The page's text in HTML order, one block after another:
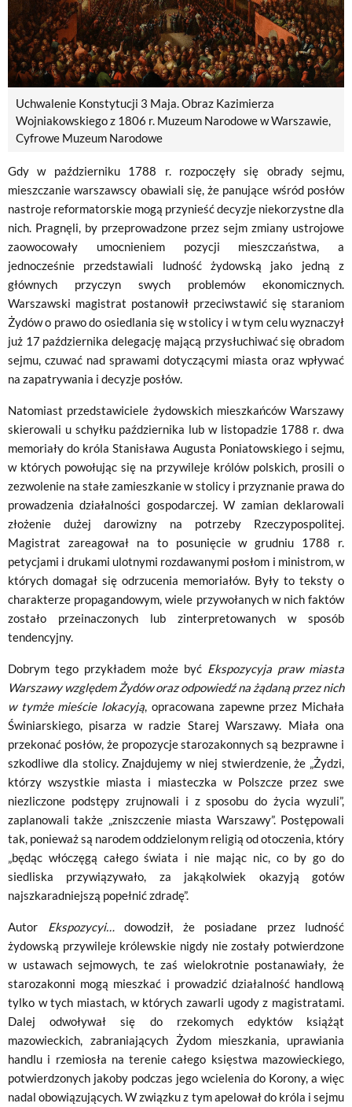
Uchwalenie Konstytucji 3 Maja. Obraz Kazimierza
Wojniakowskiego z 1806 r. Muzeum Narodowe w Warszawie,
Cyfrowe Muzeum Narodowe
Gdy w październiku 1788 r. rozpoczęły się obrady sejmu,
mieszczanie warszawscy obawiali się, że panujące wśród posłów
nastroje reformatorskie mogą przynieść decyzje niekorzystne dla
nich. Pragnęli, by przeprowadzone przez sejm zmiany ustrojowe
zaowocowały umocnieniem pozycji mieszczaństwa, a
jednocześnie przedstawiali ludność żydowską jako jedną z
głównych przyczyn swych problemów ekonomicznych.
Warszawski magistrat postanowił przeciwstawić się staraniom
Żydów o prawo do osiedlania się w stolicy i w tym celu wyznaczył
już 17 października delegację mającą przysłuchiwać się obradom
sejmu, czuwać nad sprawami dotyczącymi miasta oraz wpływać
na zapatrywania i decyzje posłów.
Natomiast przedstawiciele żydowskich mieszkańców Warszawy
skierowali u schyłku października lub w listopadzie 1788 r. dwa
memoriały do króla Stanisława Augusta Poniatowskiego i sejmu,
w których powołując się na przywileje królów polskich, prosili o
zezwolenie na stałe zamieszkanie w stolicy i przyznanie prawa do
prowadzenia działalności gospodarczej. W zamian deklarowali
złożenie dużej darowizny na potrzeby Rzeczypospolitej.
Magistrat zareagował na to posunięcie w grudniu 1788 r.
petycjami i drukami ulotnymi rozdawanymi posłom i ministrom, w
których domagał się odrzucenia memoriałów. Były to teksty o
charakterze propagandowym, wiele przywołanych w nich faktów
zostało przeinaczonych lub zinterpretowanych w sposób
tendencyjny.
Dobrym tego przykładem może być Ekspozycyja praw miasta
Warszawy względem Żydów oraz odpowiedź na żądaną przez nich
w tymże mieście lokacyją, opracowana zapewne przez Michała
Świniarskiego, pisarza w radzie Starej Warszawy. Miała ona
przekonać posłów, że propozycje starozakonnych są bezprawne i
szkodliwe dla stolicy. Znajdujemy w niej stwierdzenie, że „Żydzi,
którzy wszystkie miasta i miasteczka w Polszcze przez swe
niezliczone podstępy zrujno­wali i z sposobu do życia wyzuli”,
zaplanowali także „zniszczenie miasta War­szawy”. Postępowali
tak, ponieważ są narodem oddzielonym religią od otoczenia, który
„będąc włóczęgą całego świata i nie mając nic, co by go do
siedliska przywiązy­wało, za jakąkolwiek okazyją gotów
najszkaradniejszą popełnić zdradę”.
Autor Ekspozycyi…dowodził, że posiadane przez ludność
żydowską przywileje królewskie nigdy nie zostały potwierdzone
w ustawach sejmowych, te zaś wielokrotnie postanawiały, że
starozakonni mogą mieszkać i prowadzić działalność handlową
tylko w tych miastach, w których zawarli ugody z magistratami.
Dalej odwoływał się do rzekomych edyktów książąt
mazowieckich, zabraniających Żydom mieszkania, uprawiania
handlu i rzemiosła na terenie całego księstwa mazowieckiego,
potwierdzonych jakoby podczas jego wcielenia do Korony, a więc
nadal obowiązujących. W związku z tym apelował do króla i sejmu